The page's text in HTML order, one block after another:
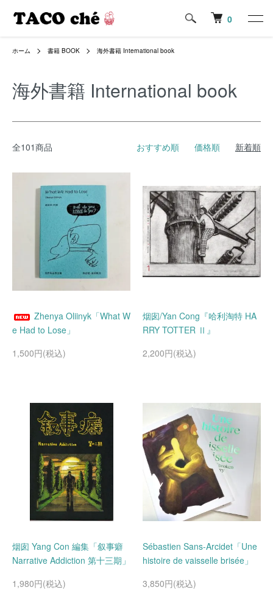
0
ホーム 書籍 BOOK 海外書籍 International book
海外書籍 International book
全101商品 おすすめ順 価格順 新着順
Zhenya Oliinyk「What W
e Had to Lose」
1,500円(税込)
烟囱/Yan Cong『哈利淘特 HA
RRY TOTTER Ⅱ』
2,200円(税込)
烟囱 Yang Con 編集「叙事癖
Narrative Addiction 第十三期」
1,980円(税込)
Sébastien Sans-Arcidet「Une
histoire de vaisselle brisée」
3,850円(税込)